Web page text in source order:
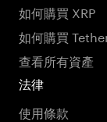
如何購買 XRP
如何購買
查看所有資產
法律
使用條款